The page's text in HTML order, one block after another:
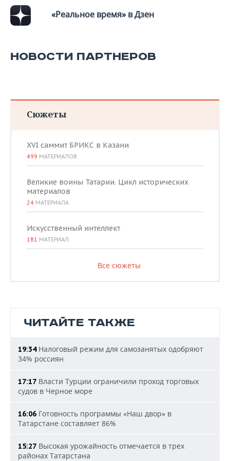
«Реальное время» в Дзен
НОВОСТИ ПАРТНЕРОВ
Сюжеты
XVI саммит БРИКС в Казани
499 МАТЕРИАЛОВ
Великие воины Татарии. Цикл исторических
материалов
24 МАТЕРИАЛА
Искусственный интеллект
181 МАТЕРИАЛ
Все сюжеты
ЧИТАЙТЕ ТАКЖЕ
19:34Налоговый режим для самозанятых одобряют
34% россиян
17:17 Власти Турции ограничили проход торговых
судов в Черное море
16:06 Готовность программы «Наш двор» в
Татарстане составляет 86%
15:27 Высокая урожайность отмечается в трех
районах Татарстана